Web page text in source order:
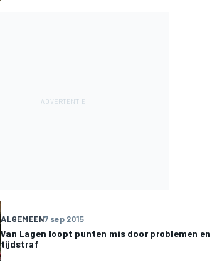
ALGEMEEN7 sep 2015
Van Lagen loopt punten mis door problemen en
tijdstraf